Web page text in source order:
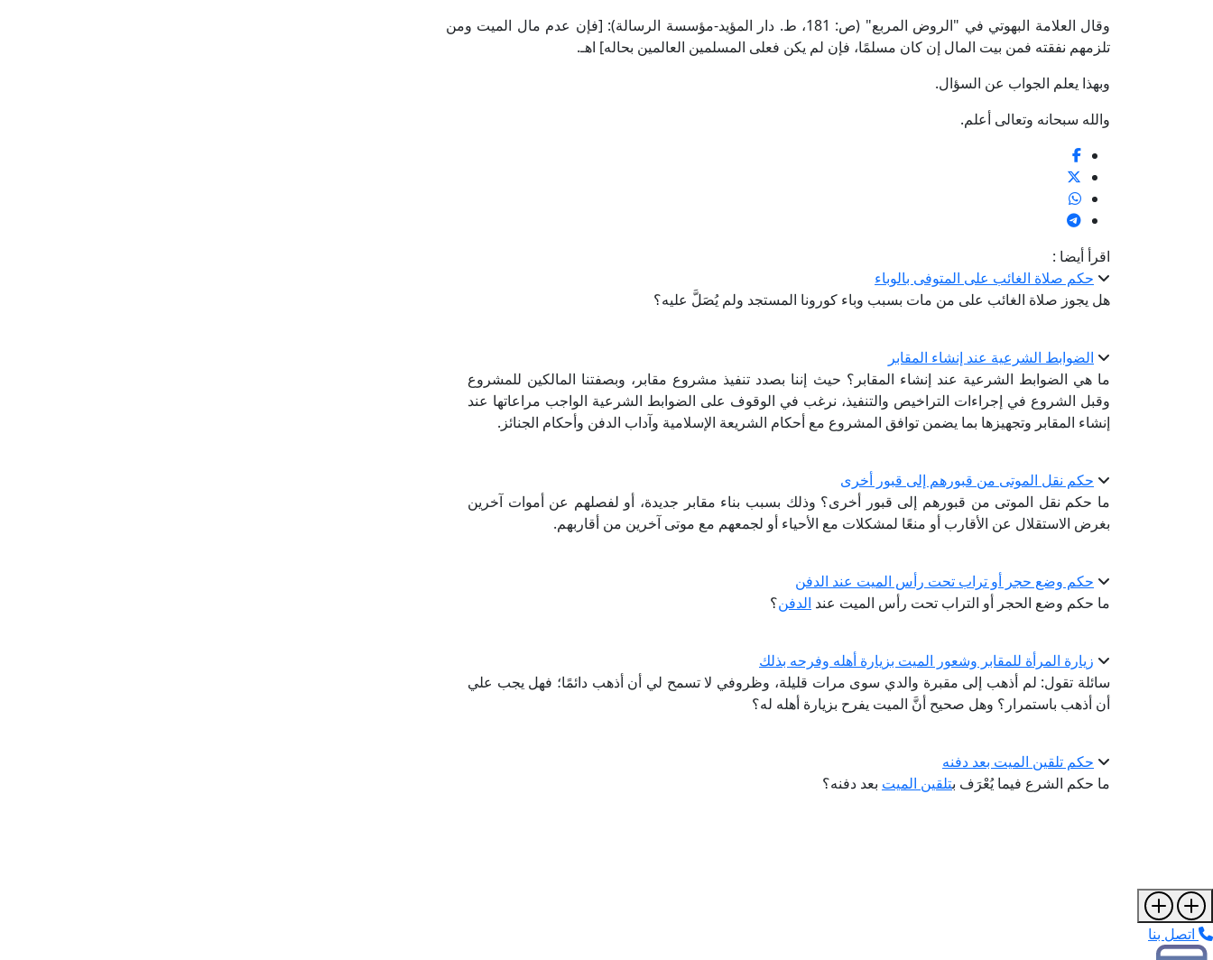
وقال العلامة البهوتي في "الروض المربع" (ص: 181، ط. دار المؤيد-مؤسسة الرسالة): [فإن عدم مال الميت ومن
تلزمهم نفقته فمن بيت المال إن كان مسلمًا، فإن لم يكن فعلى المسلمين العالمين بحاله] اهـ.
وبهذا يعلم الجواب عن السؤال.
والله سبحانه وتعالى أعلم.
اقرأ أيضا :
حكم صلاة الغائب على المتوفى بالوباء
هل يجوز صلاة الغائب على من مات بسبب وباء كورونا المستجد ولم يُصَلَّ عليه؟
الضوابط الشرعية عند إنشاء المقابر
ما هي الضوابط الشرعية عند إنشاء المقابر؟ حيث إننا بصدد تنفيذ مشروع مقابر، وبصفتنا المالكين للمشروع
وقبل الشروع في إجراءات التراخيص والتنفيذ، نرغب في الوقوف على الضوابط الشرعية الواجب مراعاتها عند
إنشاء المقابر وتجهيزها بما يضمن توافق المشروع مع أحكام الشريعة الإسلامية وآداب الدفن وأحكام الجنائز.
حكم نقل الموتى من قبورهم إلى قبور أخرى
ما حكم نقل الموتى من قبورهم إلى قبور أخرى؟ وذلك بسبب بناء مقابر جديدة، أو لفصلهم عن أموات آخرين
بغرض الاستقلال عن الأقارب أو منعًا لمشكلات مع الأحياء أو لجمعهم مع موتى آخرين من أقاربهم.
حكم وضع حجر أو تراب تحت رأس الميت عند الدفن
ما حكم وضع الحجر أو التراب تحت رأس الميت عند الدفن؟
زيارة المرأة للمقابر وشعور الميت بزيارة أهله وفرحه بذلك
سائلة تقول: لم أذهب إلى مقبرة والدي سوى مرات قليلة، وظروفي لا تسمح لي أن أذهب دائمًا؛ فهل يجب علي
أن أذهب باستمرار؟ وهل صحيح أنَّ الميت يفرح بزيارة أهله له؟
حكم تلقين الميت بعد دفنه
ما حكم الشرع فيما يُعْرَف بتلقين الميت بعد دفنه؟
اتصل بنا